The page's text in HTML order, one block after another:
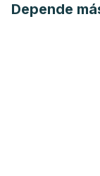
Depende